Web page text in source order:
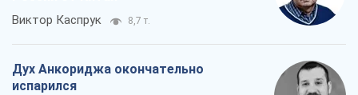
Виктор Каспрук 8,7 т.
Дух Анкориджа окончательно
испарился